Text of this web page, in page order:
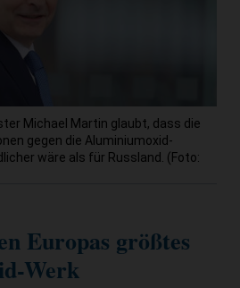
Michael Martin glaubt, dass die
gegen die Aluminiumoxid-
wäre als für Russland. (Foto:
Europas größtes
Werk